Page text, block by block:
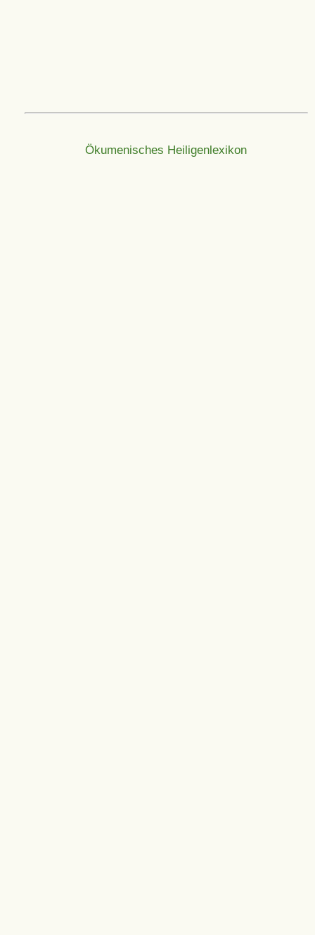
Ökumenisches Heiligenlexikon